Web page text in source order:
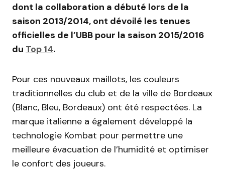
dont la collaboration a débuté lors de la
saison 2013/2014, ont dévoilé les tenues
officielles de l’UBB pour la saison 2015/2016
du Top 14.
Pour ces nouveaux maillots, les couleurs
traditionnelles du club et de la ville de Bordeaux
(Blanc, Bleu, Bordeaux) ont été respectées. La
marque italienne a également développé la
technologie Kombat pour permettre une
meilleure évacuation de l’humidité et optimiser
le confort des joueurs.